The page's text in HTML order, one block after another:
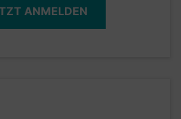
ANMELDEN